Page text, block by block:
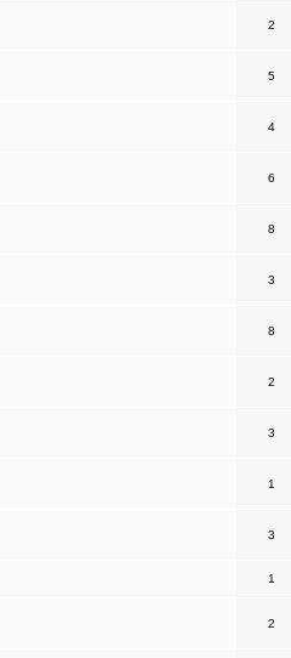
2
5
4
6
8
3
8
2
3
1
3
1
2